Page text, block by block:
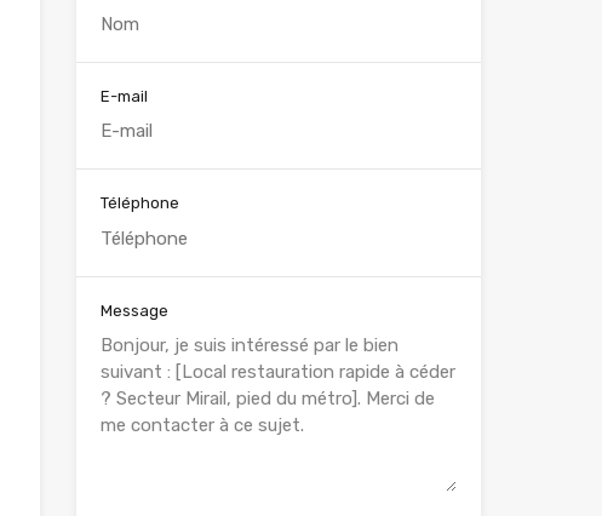
E-mail
Téléphone
Message